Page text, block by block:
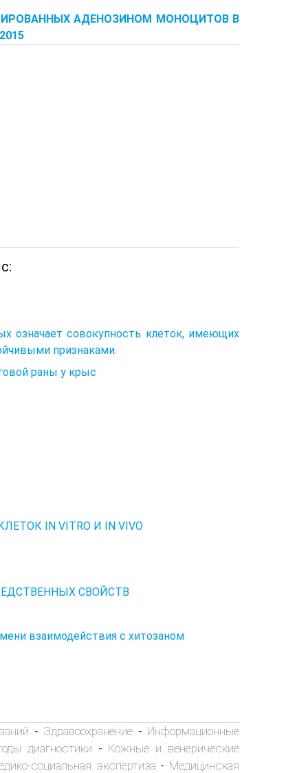
АДЕНОЗИНОМ МОНОЦИТОВ В
означает совокупность клеток, имеющих
признаками.
раны у крыс
IN VITRO И IN VIVO
СВОЙСТВ
взаимодействия с хитозаном
- Здравоохранение - Информационные
диагностики - Кожные и венерические
социальная экспертиза - Медицинская